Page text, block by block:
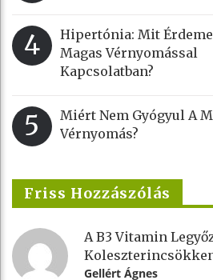
4
Hipertónia: Mit
Magas Vérnyomással
Kapcsolatban?
5
Miért Nem Gyógyul A
Vérnyomás?
Friss Hozzászólás
A B3 Vitamin
Gellért Ágnes